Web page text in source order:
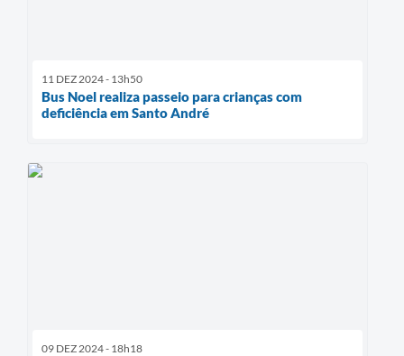
11 DEZ 2024 - 13h50
Bus Noel realiza passeio para crianças com
deficiência em Santo André
09 DEZ 2024 - 18h18